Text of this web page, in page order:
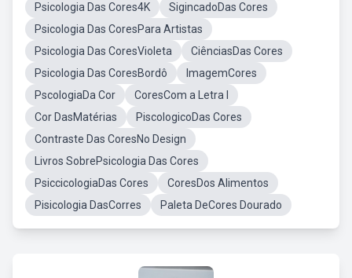
Psicologia Das Cores4K
SigincadoDas Cores
Psicologia Das CoresPara Artistas
Psicologia Das CoresVioleta
CiênciasDas Cores
Psicologia Das CoresBordô
ImagemCores
PscologiaDa Cor
CoresCom a Letra I
Cor DasMatérias
PiscologicoDas Cores
Contraste Das CoresNo Design
Livros SobrePsicologia Das Cores
PsiccicologiaDas Cores
CoresDos Alimentos
Pisicologia DasCorres
Paleta DeCores Dourado